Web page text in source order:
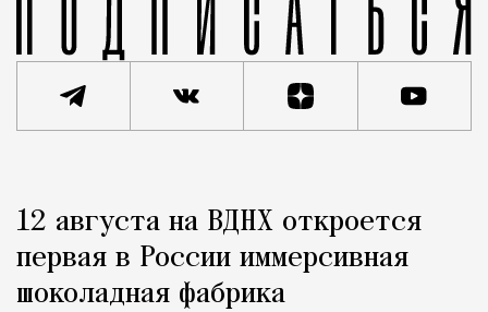
Город
12 августа на ВДНХ откроется
первая в России иммерсивная
шоколадная фабрика